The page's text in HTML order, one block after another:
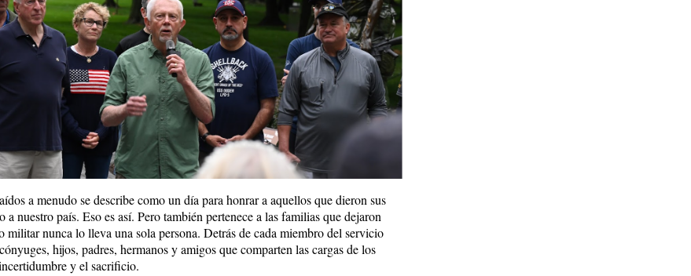
a menudo se describe como un día para honrar a aquellos que dieron sus
a nuestro país. Eso es así. Pero también pertenece a las familias que dejaron
militar nunca lo lleva una sola persona. Detrás de cada miembro del servicio
hijos, padres, hermanos y amigos que comparten las cargas de los
y el sacrificio.